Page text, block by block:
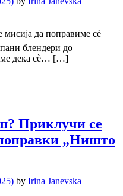
да поправиме сè
блендери до
дека сè… […]
Приклучи се
„Ништо
by Irina Janevska